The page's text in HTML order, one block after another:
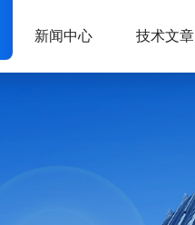
新闻中心 技术文章